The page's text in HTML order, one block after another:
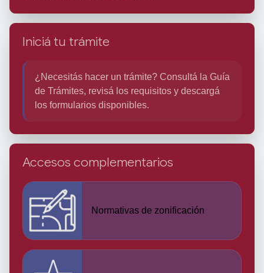
Iniciá tu trámite
¿Necesitás hacer un trámite? Consultá la Guía
de Trámites, revisá los requisitos y descargá
los formularios disponibles.
Accesos complementarios
Normativas de zonificación